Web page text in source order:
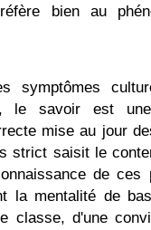
bien au
symptômes
le savoir est
mise au jour
strict saisit le
de ces
la mentalité de
classe, d'une